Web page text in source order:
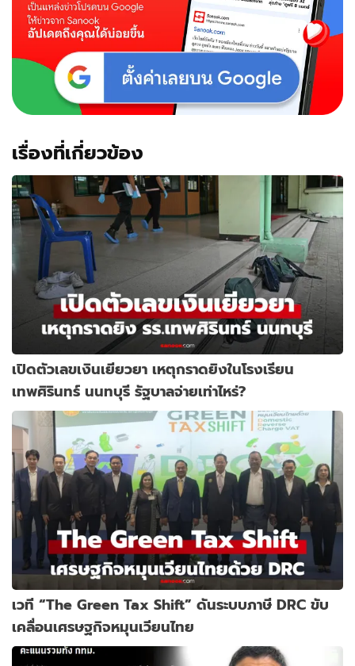
เรื่องที่เกี่ยวข้อง
เปิดตัวเลขเงินเยียวยา เหตุกราดยิงในโรงเรียน
เทพศิรินทร์ นนทบุรี รัฐบาลจ่ายเท่าไหร่?
เวที “The Green Tax Shift” ดันระบบภาษี DRC ขับ
เคลื่อนเศรษฐกิจหมุนเวียนไทย